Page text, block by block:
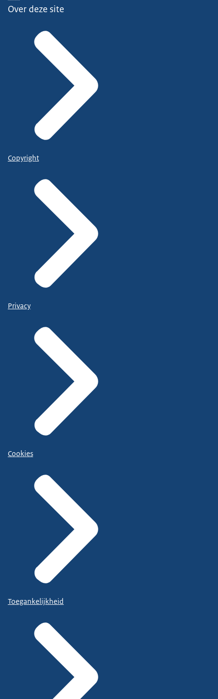
Over deze site
Copyright
Privacy
Cookies
Toegankelijkheid